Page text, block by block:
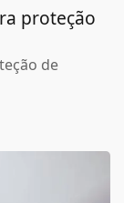
proteção
de